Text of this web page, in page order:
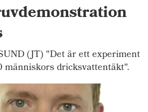
(JT) "Det är ett experiment
människors dricksvattentäkt".